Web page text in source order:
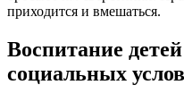
приходится и вмешаться.
Воспитание
социальных